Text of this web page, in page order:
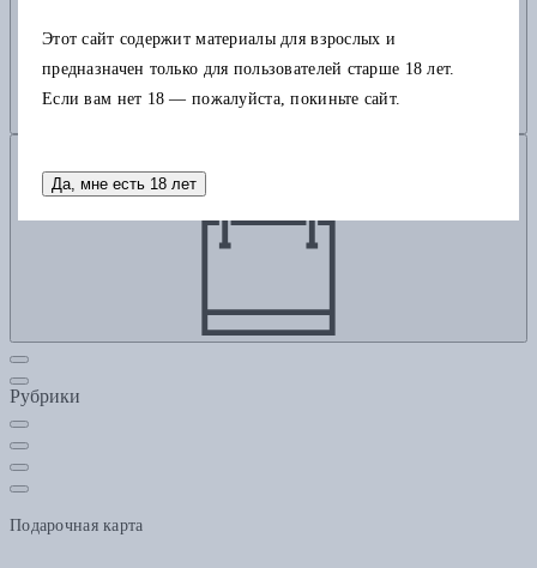
Рубрики
Подарочная карта
Этот сайт содержит материалы для взрослых и
предназначен только для пользователей старше 18 лет.
Если вам нет 18 — пожалуйста, покиньте сайт.
Да, мне есть 18 лет